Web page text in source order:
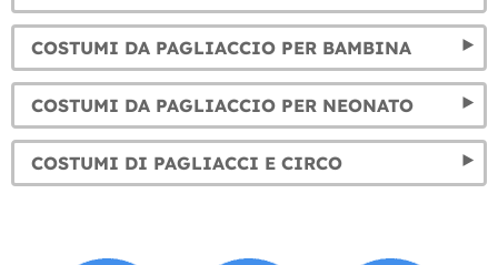
COSTUMI DA PAGLIACCIO PER BAMBINA
COSTUMI DA PAGLIACCIO PER NEONATO
COSTUMI DI PAGLIACCI E CIRCO